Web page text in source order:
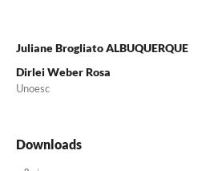
Juliane Brogliato ALBUQUERQUE
Dirlei Weber Rosa
Unoesc
Downloads